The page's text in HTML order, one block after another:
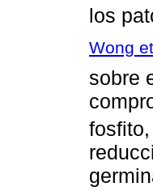
los
Wong
sobre